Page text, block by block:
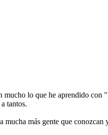
mucho lo que he aprendido con
tantos.
más gente que conozcan